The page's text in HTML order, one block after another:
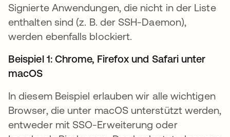
Signierte Anwendungen, die nicht in der Liste
enthalten sind (z. B. der SSH-Daemon),
werden ebenfalls blockiert.
Beispiel 1: Chrome, Firefox und Safari unter
macOS
In diesem Beispiel erlauben wir alle wichtigen
Browser, die unter macOS unterstützt werden,
entweder mit SSO-Erweiterung oder